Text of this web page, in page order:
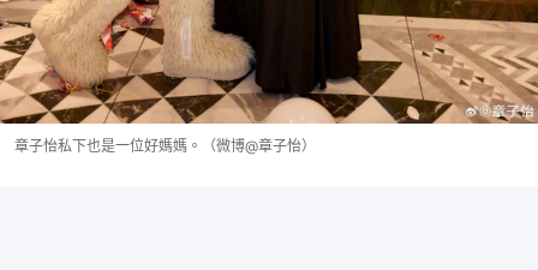
章子怡私下也是一位好媽媽。（微博@章子怡）